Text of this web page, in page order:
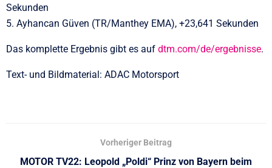
Sekunden
5. Ayhancan Güven (TR/Manthey EMA), +23,641 Sekunden
Das komplette Ergebnis gibt es auf dtm.com/de/ergebnisse.
Text- und Bildmaterial: ADAC Motorsport
Vorheriger Beitrag
MOTOR TV22: Leopold „Poldi“ Prinz von Bayern beim